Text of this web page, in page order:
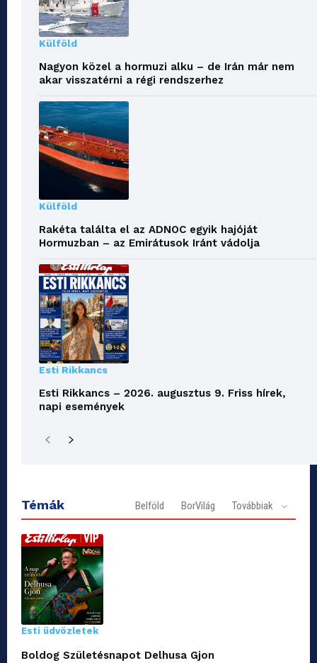
Külföld
Nagyon közel a hormuzi alku – de Irán már nem
akar visszatérni a régi rendszerhez
Külföld
Rakéta találta el az ADNOC egyik hajóját
Hormuzban – az Emirátusok Iránt vádolja
Esti Rikkancs
Esti Rikkancs – 2026. augusztus 9. Friss hírek,
napi események
Témák Belföld BorVilág Továbbiak
Esti üdvözletek
Boldog Születésnapot Delhusa Gjon